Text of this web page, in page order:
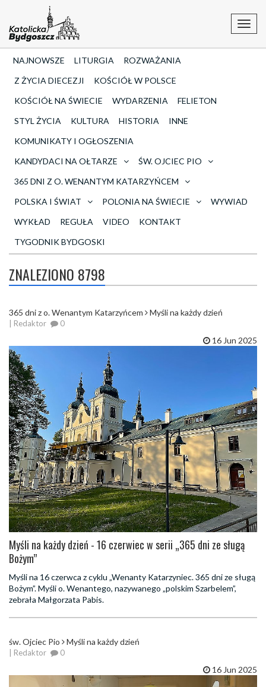
NAJNOWSZE LITURGIA
ROZWAŻANIA
Z ŻYCIA DIECEZJI
KOŚCIÓŁ W POLSCE
KOŚCIÓŁ NA ŚWIECIE
WYDARZENIA
FELIETON
STYL ŻYCIA
KULTURA HISTORIA
INNE
KOMUNIKATY I OGŁOSZENIA
KANDYDACI NA OŁTARZE
ŚW. OJCIEC PIO
365 DNI Z O. WENANTYM KATARZYŃCEM
POLSKA I ŚWIAT
POLONIA NA ŚWIECIE
WYWIAD
WYKŁAD
REGUŁA VIDEO
KONTAKT
TYGODNIK BYDGOSKI
ZNALEZIONO 8798
365 dni z o. Wenantym Katarzyńcem Myśli na każdy dzień
| Redaktor 0
16 Jun 2025
Myśli na każdy dzień - 16 czerwiec w serii „365 dni ze sługą
Bożym”
Myśli na 16 czerwca z cyklu „Wenanty Katarzyniec. 365 dni ze sługą
Bożym”. Myśli o. Wenantego, nazywanego „polskim Szarbelem”,
zebrała Małgorzata Pabis.
św. Ojciec Pio Myśli na każdy dzień
| Redaktor 0
16 Jun 2025